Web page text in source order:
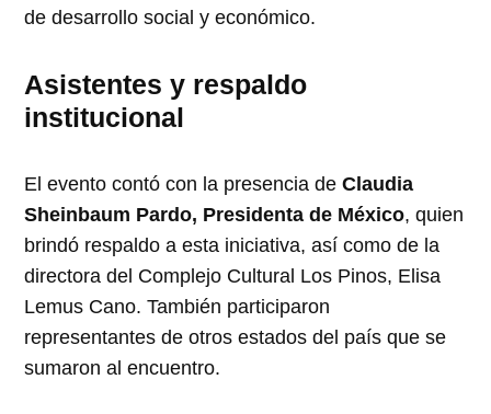
de desarrollo social y económico.
Asistentes y respaldo
institucional
El evento contó con la presencia deClaudia
Sheinbaum Pardo, Presidenta de México, quien
brindó respaldo a esta iniciativa, así como de la
directora del Complejo Cultural Los Pinos, Elisa
Lemus Cano. También participaron
representantes de otros estados del país que se
sumaron al encuentro.